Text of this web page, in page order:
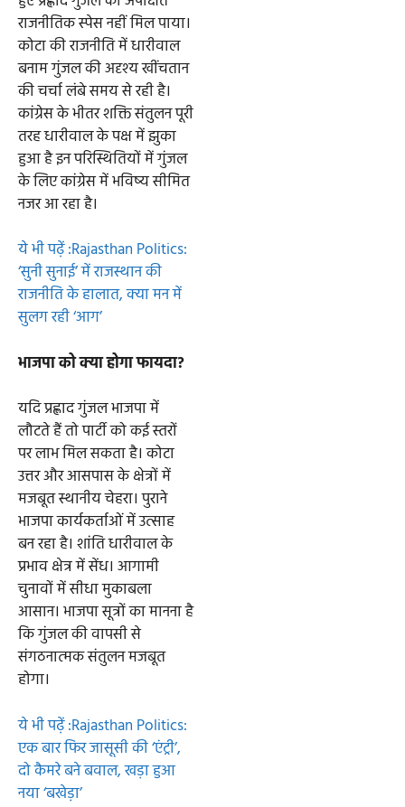
राजनीतिक स्पेस नहीं मिल पाया।
कोटा की राजनीति में धारीवाल
बनाम गुंजल की अदृश्य खींचतान
की चर्चा लंबे समय से रही है।
कांग्रेस के भीतर शक्ति संतुलन पूरी
तरह धारीवाल के पक्ष में झुका
हुआ है इन परिस्थितियों में गुंजल
के लिए कांग्रेस में भविष्य सीमित
नजर आ रहा है।
ये भी पढ़ें :Rajasthan Politics:
‘सुनी सुनाई’ में राजस्थान की
राजनीति के हालात, क्या मन में
सुलग रही ‘आग’
भाजपा को क्या होगा फायदा?
यदि प्रह्लाद गुंजल भाजपा में
लौटते हैं तो पार्टी को कई स्तरों
पर लाभ मिल सकता है। कोटा
उत्तर और आसपास के क्षेत्रों में
मजबूत स्थानीय चेहरा। पुराने
भाजपा कार्यकर्ताओं में उत्साह
बन रहा है। शांति धारीवाल के
प्रभाव क्षेत्र में सेंध। आगामी
चुनावों में सीधा मुकाबला
आसान। भाजपा सूत्रों का मानना है
कि गुंजल की वापसी से
संगठनात्मक संतुलन मजबूत
होगा।
ये भी पढ़ें :Rajasthan Politics:
एक बार फिर जासूसी की ‘एंट्री’,
दो कैमरे बने बवाल, खड़ा हुआ
नया ‘बखेड़ा’